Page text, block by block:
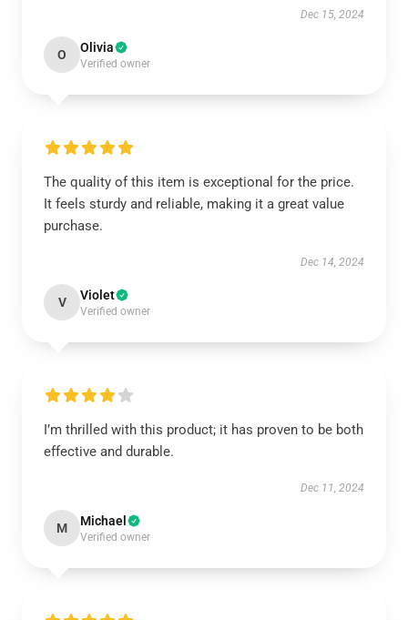
Dec 15, 2024
O Olivia
Verified owner
The quality of this item is exceptional for the price.
It feels sturdy and reliable, making it a great value
purchase.
Dec 14, 2024
V Violet
Verified owner
I’m thrilled with this product; it has proven to be both
effective and durable.
Dec 11, 2024
M Michael
Verified owner